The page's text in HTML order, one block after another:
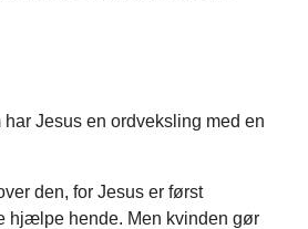
har Jesus en ordveksling med en
den, for Jesus er først
hjælpe hende. Men kvinden gør